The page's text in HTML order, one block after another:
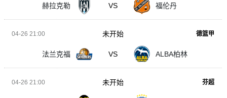
赫拉克勒 VS 福伦丹
04-26 21:00 德篮甲
法兰克福 VS ALBA柏林
未开始
04-26 21:00 芬超
未开始